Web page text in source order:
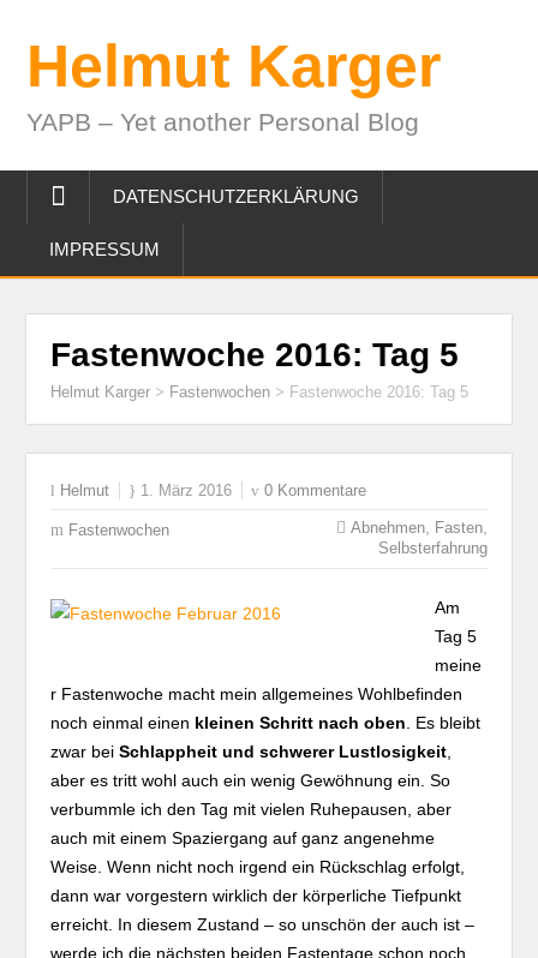
Helmut Karger
YAPB – Yet another Personal Blog
DATENSCHUTZERKLÄRUNG
IMPRESSUM
Fastenwoche 2016: Tag 5
Helmut Karger > Fastenwochen > Fastenwoche 2016: Tag 5
Helmut 1. März 2016 0 Kommentare
Fastenwochen Abnehmen, Fasten,
Selbsterfahrung
Am
Tag 5
meine
r Fastenwoche macht mein allgemeines Wohlbefinden
noch einmal einen kleinen Schritt nach oben . Es bleibt
zwar beiSchlappheit und schwerer Lustlosigkeit
aber es tritt wohl auch ein wenig Gewöhnung ein. So
verbummle ich den Tag mit vielen Ruhepausen, aber
auch mit einem Spaziergang auf ganz angenehme
Weise. Wenn nicht noch irgend ein Rückschlag erfolgt,
dann war vorgestern wirklich der körperliche Tiefpunkt
erreicht. In diesem Zustand – so unschön der auch ist –
werde ich die nächsten beiden Fastentage schon noch